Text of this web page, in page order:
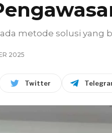
metode solusi yang
2025
Twitter